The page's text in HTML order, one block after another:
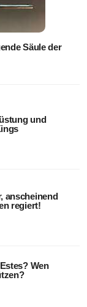
Säule der
und
anscheinend
regiert!
Wen